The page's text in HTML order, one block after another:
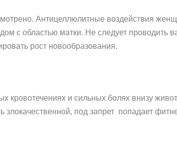
Антицеллюлитные воздействия
с областью матки. Не следует проводить
рост новообразования.
кровотечениях и сильных болях внизу
под запрет попадает